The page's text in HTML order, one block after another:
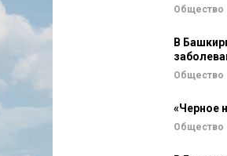
Общество
В
Общество
«Черное
Общество